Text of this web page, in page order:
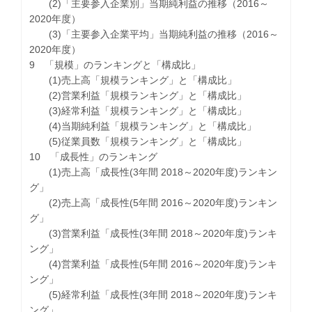
(2)「主要参入企業別」当期純利益の推移（2016～
2020年度）
(3)「主要参入企業平均」当期純利益の推移（2016～
2020年度）
9 「規模」のランキングと「構成比」
(1)売上高「規模ランキング」と「構成比」
(2)営業利益「規模ランキング」と「構成比」
(3)経常利益「規模ランキング」と「構成比」
(4)当期純利益「規模ランキング」と「構成比」
(5)従業員数「規模ランキング」と「構成比」
10 「成長性」のランキング
(1)売上高「成長性(3年間 2018～2020年度)ランキン
グ」
(2)売上高「成長性(5年間 2016～2020年度)ランキン
グ」
(3)営業利益「成長性(3年間 2018～2020年度)ランキ
ング」
(4)営業利益「成長性(5年間 2016～2020年度)ランキ
ング」
(5)経常利益「成長性(3年間 2018～2020年度)ランキ